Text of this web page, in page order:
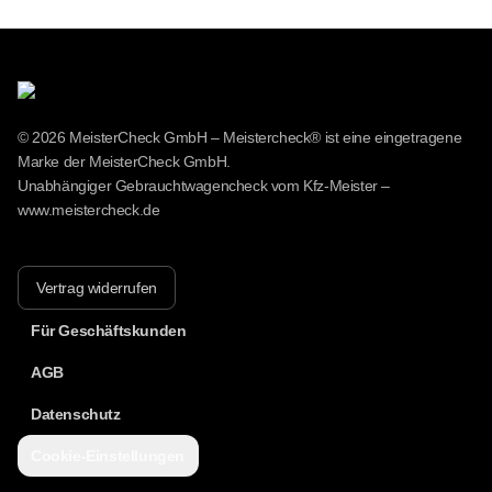
© 2026 MeisterCheck GmbH – Meistercheck® ist eine eingetragene
Marke der MeisterCheck GmbH.
Unabhängiger Gebrauchtwagencheck vom Kfz-Meister –
www.meistercheck.de
Vertrag widerrufen
Für Geschäftskunden
AGB
Datenschutz